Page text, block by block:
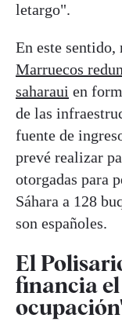
letargo".
En este sentido,
Marruecos
saharaui en
de las
fuente de
prevé realizar
otorgadas para
Sáhara a 128
son españoles.
El
financia